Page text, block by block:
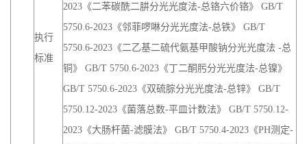
执行
标准
2023《二苯碳酰二肼分光光度法-总铬六价铬》 GB/T
5750.6-2023《邻菲啰啉分光光度法-总铁》 GB/T
5750.6-2023《二乙基二硫代氨基甲酸钠分光光度法 -总
铜》 GB/T 5750.6-2023《丁二酮肟分光光度法-总镍》
GB/T 5750.6-2023《双硫腙分光光度法-总锌》 GB/T
5750.12-2023《菌落总数-平皿计数法》 GB/T 5750.12-
2023《大肠杆菌-滤膜法》 GB/T 5750.4-2023《PH测定-